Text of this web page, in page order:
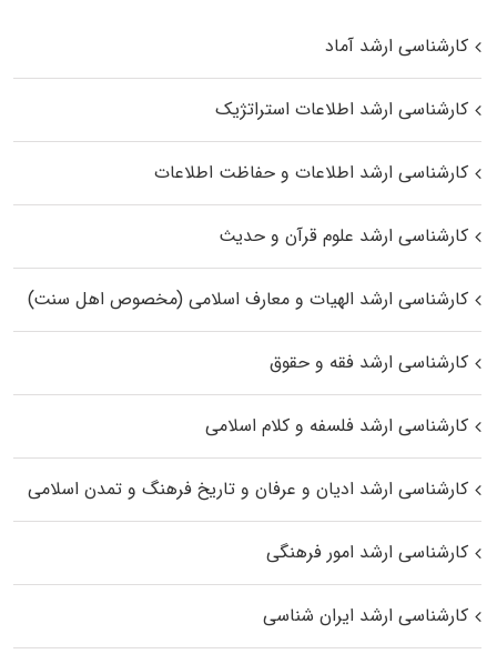
کارشناسی ارشد آماد
کارشناسی ارشد اطلاعات استراتژیک
کارشناسی ارشد اطلاعات و حفاظت اطلاعات
کارشناسی ارشد علوم قرآن و حدیث
کارشناسی ارشد الهیات و معارف اسلامی (مخصوص اهل سنت)
کارشناسی ارشد فقه و حقوق
کارشناسی ارشد فلسفه و کلام اسلامی
کارشناسی ارشد ادیان و عرفان و تاریخ فرهنگ و تمدن اسلامی
کارشناسی ارشد امور فرهنگی
کارشناسی ارشد ایران شناسی